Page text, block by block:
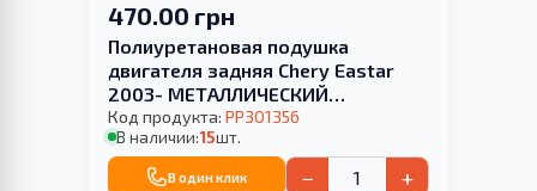
470.00 грн
Полиуретановая подушка
двигателя задняя Chery Eastar
2003- МЕТАЛЛИЧЕСКИЙ
КРОНШТЕЙН
Код продукта: PP301356
В наличии:15шт.
В один клик − +